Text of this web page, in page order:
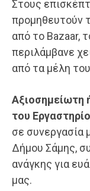
Στους
προμηθευτούν
από το Bazaar,
περιλάμβανε
από τα μέλη
Αξιοσημείωτη
του
σε συνεργασία
Δήμου Σάμης,
ανάγκης για
μας.